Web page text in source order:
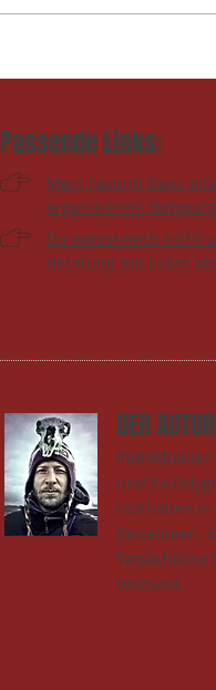
Passende Links:
Mein Favorit! Ganz
organisieren:
Du weisst noch nicht
Beratung mit Lukas
DER
Individueller
und Ex-
Festhalten
Reiseideen.
Tatsächliche
Weltweit.